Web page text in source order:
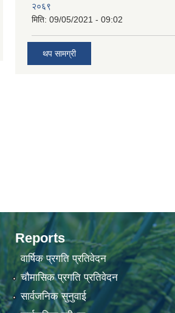
२०६९
मिति: 09/05/2021 - 09:02
थप सामग्री
Reports
वार्षिक प्रगति प्रतिवेदन
चौमासिक प्रगति प्रतिवेदन
सार्वजनिक सुनुवाई